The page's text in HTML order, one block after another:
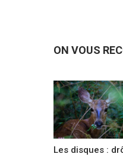
ON VOUS
Les disques :